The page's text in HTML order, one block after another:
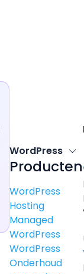
WordPress
Producten
WordPress
Hosting
Managed
WordPress
WordPress
Onderhoud